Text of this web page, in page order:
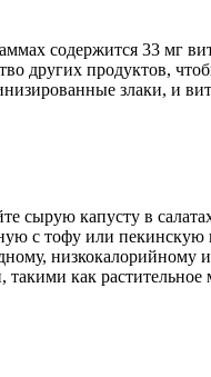
содержится 33 мг
продуктов,
злаки, и
сырую капусту в
с тофу или пекинскую
низкокалорийному
как растительное